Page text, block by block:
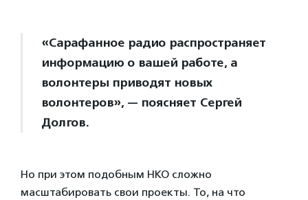
«Сарафанное радио распространяет
информацию о вашей работе, а
волонтеры приводят новых
волонтеров», — поясняет Сергей
Долгов.
Но при этом подобным НКО сложно
масштабировать свои проекты. То, на что